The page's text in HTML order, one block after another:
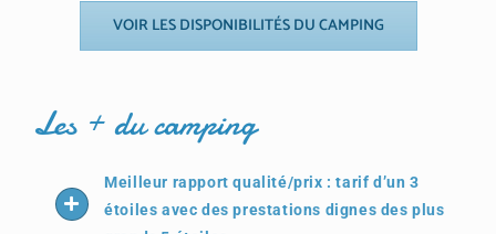
VOIR LES DISPONIBILITÉS DU CAMPING
Les + du camping
Meilleur rapport qualité/prix : tarif d’un 3
étoiles avec des prestations dignes des plus